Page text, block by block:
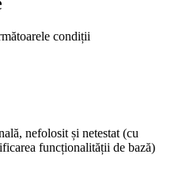
condiții
nefolosit și netestat (cu
funcționalității de bază)